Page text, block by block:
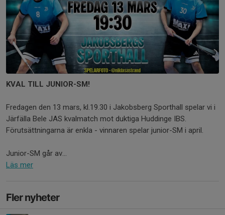
KVAL TILL JUNIOR-SM!
Fredagen den 13 mars, kl.19.30 i Jakobsberg Sporthall spelar vi i
Järfälla Bele JAS kvalmatch mot duktiga Huddinge IBS.
Förutsättningarna är enkla - vinnaren spelar junior-SM i april.
Junior-SM går av...
Läs mer
Fler nyheter